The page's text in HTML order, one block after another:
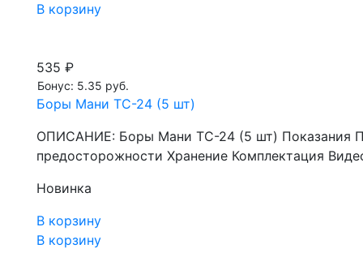
В корзину
535 ₽
Бонус: 5.35 руб.
Боры Мани TC-24 (5 шт)
ОПИСАНИЕ: Боры Мани TC-24 (5 шт) Показания
предосторожности Хранение Комплектация
Новинка
В корзину
В корзину